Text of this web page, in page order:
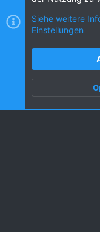
Siehe weitere
Einstellungen